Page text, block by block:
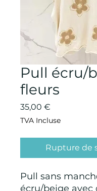
Pull écru/
fleurs
35,00 €
TVA Incluse
Rupture de
Pull sans
écru/beige avec